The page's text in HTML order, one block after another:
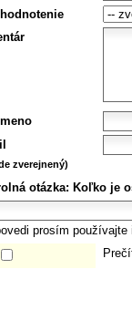
zverejnený)
otázka: Koľko je
prosím